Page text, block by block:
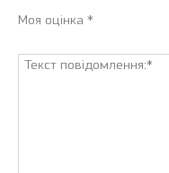
Моя оцінка *